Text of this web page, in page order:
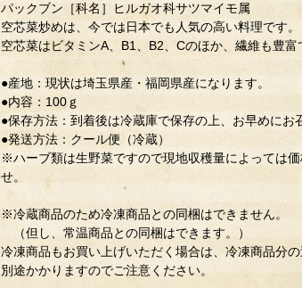
パックブン［科名］ヒルガオ科サツマイモ属
空芯菜炒めは、今では日本でも人気の高い料理です。
空芯菜はビタミンA、B1、B2、Cのほか、繊維も豊富
●産地：現状は埼玉県産・福岡県産になります。
●内容：100ｇ
●保存方法：到着後は冷蔵庫で保存の上、お早めにお
●発送方法：クール便（冷蔵）
※ハーブ類は生野菜ですので現地収穫量によっては
せ。
※冷蔵商品のため冷凍商品との同梱はできません。
（但し、常温商品との同梱はできます。）
冷凍商品もお買い上げいただく場合は、冷凍商品分
別途かかりますのでご注意ください。